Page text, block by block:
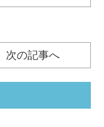
次の記事へ